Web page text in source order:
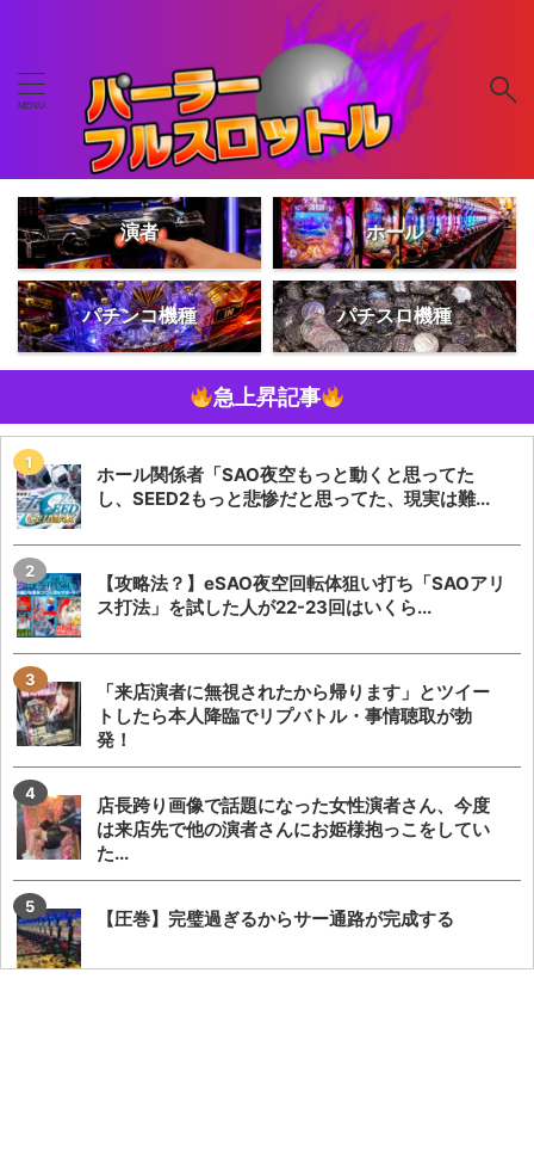
演者 ホール
パチンコ機種 パチスロ機種
急上昇記事
ホール関係者「SAO夜空もっと動くと思ってた
し、SEED2もっと悲惨だと思ってた、現実は難...
【攻略法？】eSAO夜空回転体狙い打ち「SAOアリ
ス打法」を試した人が22-23回はいくら...
「来店演者に無視されたから帰ります」とツイー
トしたら本人降臨でリプバトル・事情聴取が勃
発！
店長跨り画像で話題になった女性演者さん、今度
は来店先で他の演者さんにお姫様抱っこをしてい
た...
【圧巻】完璧過ぎるからサー通路が完成する